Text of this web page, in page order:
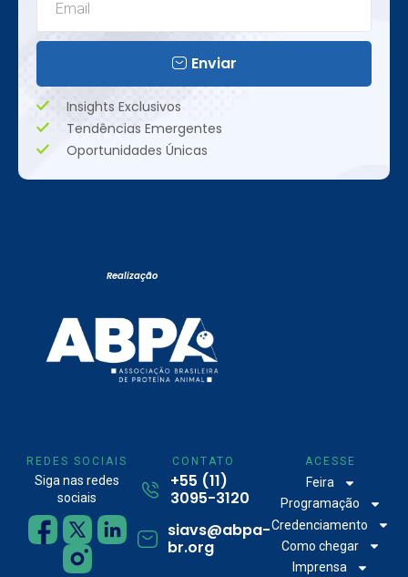
Enviar
Insights Exclusivos
Tendências Emergentes
Oportunidades Únicas
Realização
REDES SOCIAIS
Siga nas redes
sociais
CONTATO
+55 (11)
3095-3120
siavs@abpa-
br.org
ACESSE
Feira
Programação
Credenciamento
Como chegar
Imprensa